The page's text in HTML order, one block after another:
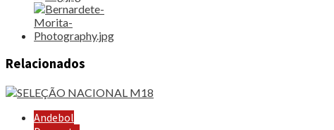
Relacionados
Andebol